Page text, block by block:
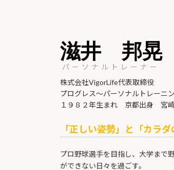
滋井 邦晃
パーソナルトレーナー
株式会社VigorLife代表取締役
プログレス〜パーソナルトレーニ
１９８２年生まれ 京都出身 宮
「正しい姿勢」と「カラ
プロ野球選手を目指し、大学まで
ができない日々を過ごす。